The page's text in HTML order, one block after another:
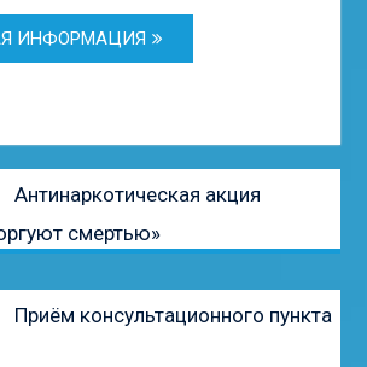
ИНФОРМАЦИЯ
Предыдущая
запись:
Антинаркотическая акция
смертью»
Следующая
запись:
Приём консультационного пункта